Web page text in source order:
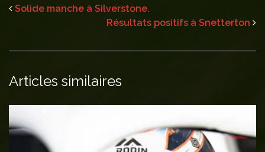
Solide manche à Silverstone.
Résultats positifs à Snetterton
Articles similaires